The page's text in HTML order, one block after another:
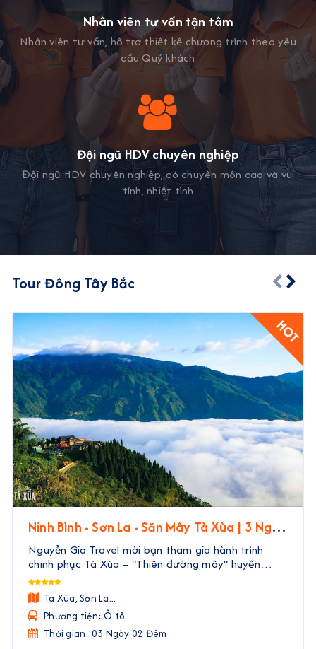
Nhân viên tư vấn tận tâm
Nhân viên tư vấn, hỗ trợ thiết kế chương trình theo yêu
cầu Quý khách
Đội ngũ HDV chuyên nghiệp
Đội ngũ HDV chuyên nghiệp, có chuyên môn cao và vui
tính, nhiệt tình
Tour Đông Tây Bắc
HOT
Ninh Bình - Sơn La - Săn Mây Tà Xùa | 3 Ngày
2 Đêm
Nguyễn Gia Travel mời bạn tham gia hành trình
chinh phục Tà Xùa – "Thiên đường mây" huyền
thoại của Tây Bắc. Trong 3 ngày 2 đêm, bạn sẽ
được rời xa phố thị ồn ào, đắm mình trong biển mây
bồng bềnh nh ...
Tà Xùa, Sơn La...
Phương tiện: Ô tô
Thời gian: 03 Ngày 02 Đêm